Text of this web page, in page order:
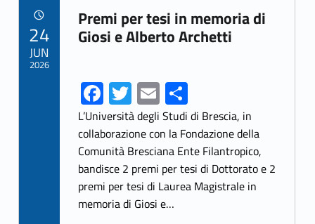
Link identifier archive #link-archive-8369
Premi per tesi in memoria di
Giosi e Alberto Archetti
Fa
ce
b
o
o
k
T
w
itt
er
E
m
ai
l
S
h
ar
e
L’Università degli Studi di Brescia, in
collaborazione con la Fondazione della
Comunità Bresciana Ente Filantropico,
bandisce 2 premi per tesi di Dottorato e 2
premi per tesi di Laurea Magistrale in
memoria di Giosi e…
24
JUN
2026